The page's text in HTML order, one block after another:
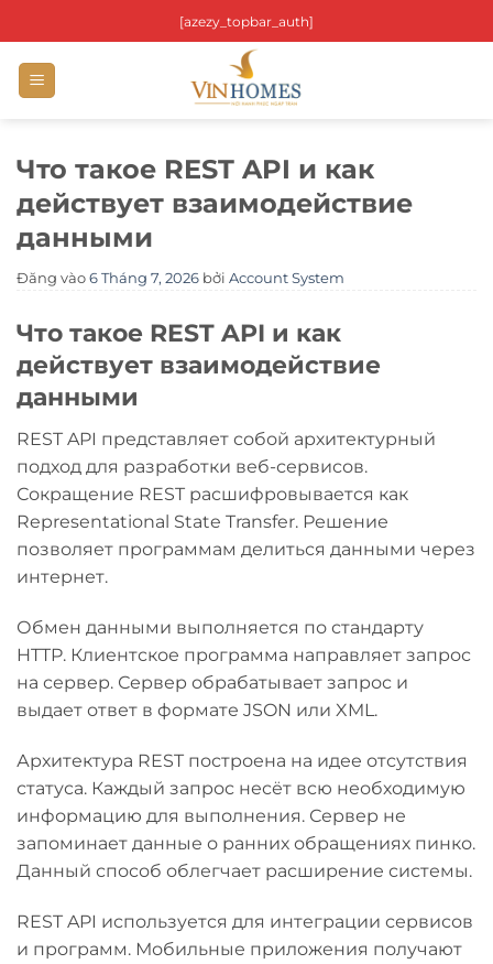
qua
nội
dung
[azezy_topbar_auth]
Что такое REST API и как
действует взаимодействие
данными
Đăng vào 6 Tháng 7, 2026 bởi Account System
Что такое REST API и как
действует взаимодействие
данными
REST API представляет собой архитектурный
подход для разработки веб-сервисов.
Сокращение REST расшифровывается как
Representational State Transfer. Решение
позволяет программам делиться данными через
интернет.
Обмен данными выполняется по стандарту
HTTP. Клиентское программа направляет запрос
на сервер. Сервер обрабатывает запрос и
выдает ответ в формате JSON или XML.
Архитектура REST построена на идее отсутствия
статуса. Каждый запрос несёт всю необходимую
информацию для выполнения. Сервер не
запоминает данные о ранних обращениях пинко.
Данный способ облегчает расширение системы.
REST API используется для интеграции сервисов
и программ. Мобильные приложения получают